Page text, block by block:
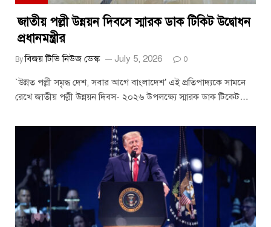
জাতীয় পল্লী উন্নয়ন দিবসে স্মারক ডাক টিকিট উদ্বোধন
প্রধানমন্ত্রীর
By বিজয় টিভি নিউজ ডেস্ক July 5, 2026 0
`উন্নত পল্লী সমৃদ্ধ দেশ, সবার আগে বাংলাদেশ’ এই প্রতিপাদ্যকে সামনে
রেখে জাতীয় পল্লী উন্নয়ন দিবস- ২০২৬ উপলক্ষ্যে স্মারক ডাক টিকেট…